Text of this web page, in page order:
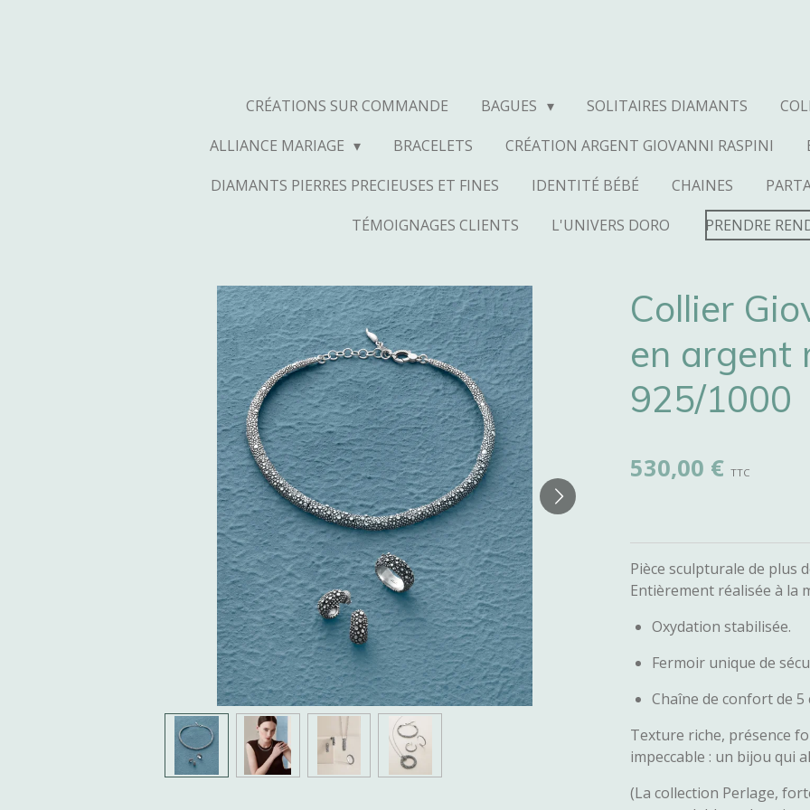
CRÉATIONS SUR COMMANDE BAGUES SOLITAIRES DIAMANTS
ALLIANCE MARIAGE
BRACELETS CRÉATION ARGENT GIOVANNI RASPINI
DIAMANTS PIERRES PRECIEUSES ET FINES
IDENTITÉ BÉBÉ CHAINES
TÉMOIGNAGES CLIENTS
L'UNIVERS DORO PRENDRE
Collier
en argent
925/1000
530,00 €
Pièce sculpturale de plus
Entièrement réalisée à la
Oxydation stabilisée.
Fermoir unique de
Chaîne de confort de 5
Texture riche, présence
impeccable : un bijou qui
(La collection Perlage,